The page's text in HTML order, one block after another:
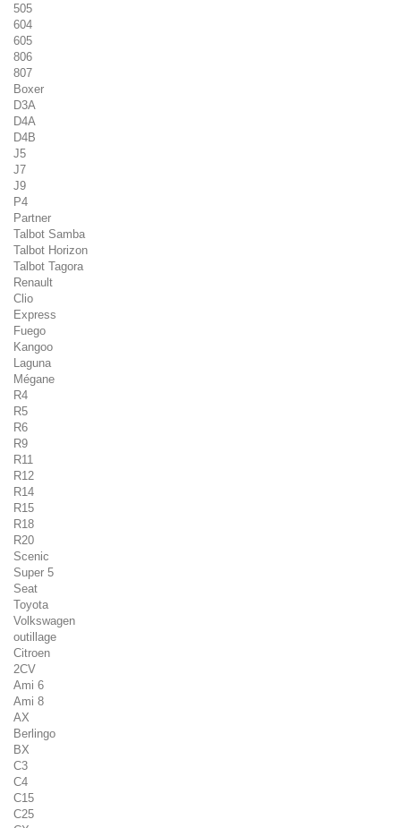
505
604
605
806
807
Boxer
D3A
D4A
D4B
J5
J7
J9
P4
Partner
Talbot Samba
Talbot Horizon
Talbot Tagora
Renault
Clio
Express
Fuego
Kangoo
Laguna
Mégane
R4
R5
R6
R9
R11
R12
R14
R15
R18
R20
Scenic
Super 5
Seat
Toyota
Volkswagen
outillage
Citroen
2CV
Ami 6
Ami 8
AX
Berlingo
BX
C3
C4
C15
C25